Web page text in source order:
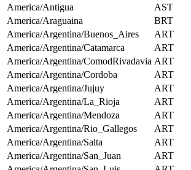
America/Antigua
AST
America/Araguaina
BRT
America/Argentina/Buenos_Aires
ART
America/Argentina/Catamarca
ART
America/Argentina/ComodRivadavia ART
America/Argentina/Cordoba
ART
America/Argentina/Jujuy
ART
America/Argentina/La_Rioja
ART
America/Argentina/Mendoza
ART
America/Argentina/Rio_Gallegos
ART
America/Argentina/Salta
ART
America/Argentina/San_Juan
ART